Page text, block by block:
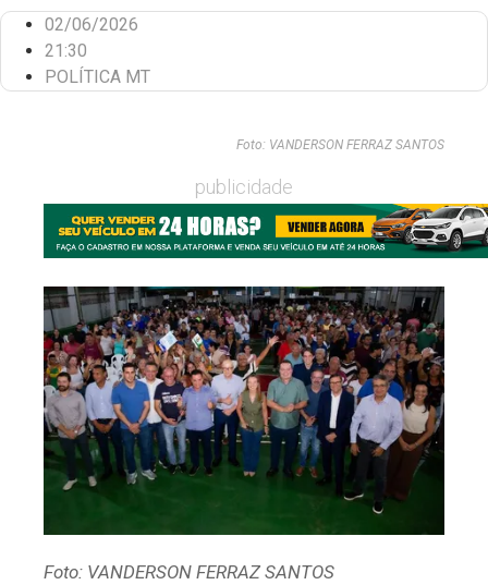
02/06/2026
21:30
POLÍTICA MT
Foto: VANDERSON FERRAZ SANTOS
publicidade
Foto: VANDERSON FERRAZ SANTOS